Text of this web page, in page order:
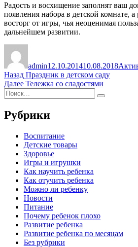
Радость и восхищение заполнят ваш
появления набора в детской комнате, а
восторг от игры, чья неоценимая
дальнейшем развитии.
admin12.10.201410.08.2018
Навигация
по
записям
Назад Предыдущая
запись:
Праздник в детском саду
Далее Следующая
Тележка со сладостями
Искать:
Поиск
Рубрики
Воспитание
Детские товары
Здоровье
Игры и игрушки
Как научить ребенка
Как отучить ребенка
Можно ли ребенку
Новости
Питание
Почему ребенок плохо
Развитие ребенка
Развитие ребенка по месяцам
Без рубрики